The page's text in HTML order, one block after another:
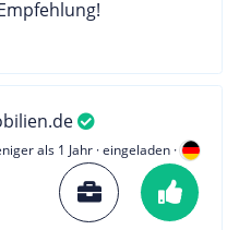
als 1 Jahr · eingeladen ·